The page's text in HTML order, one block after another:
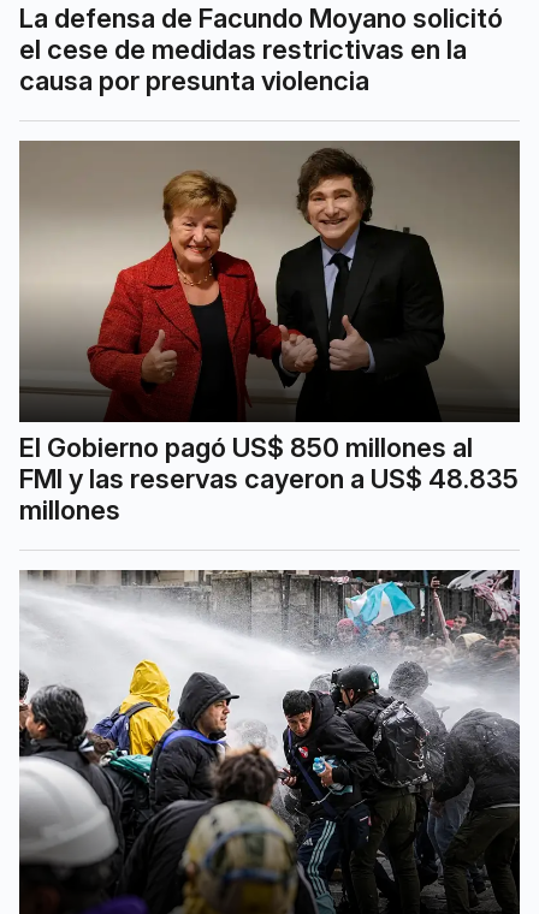
La defensa de Facundo Moyano solicitó
el cese de medidas restrictivas en la
causa por presunta violencia
El Gobierno pagó US$ 850 millones al
FMI y las reservas cayeron a US$ 48.835
millones